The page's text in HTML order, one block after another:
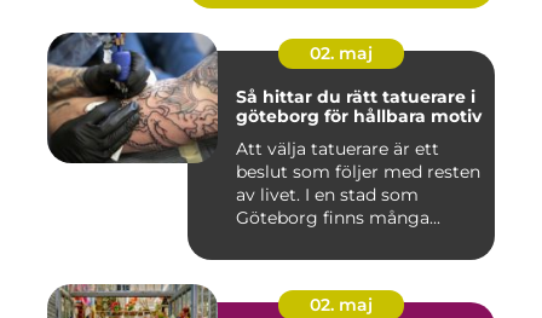
02. maj
Så hittar du rätt tatuerare i
göteborg för hållbara motiv
Att välja tatuerare är ett
beslut som följer med resten
av livet. I en stad som
Göteborg finns många...
02. maj